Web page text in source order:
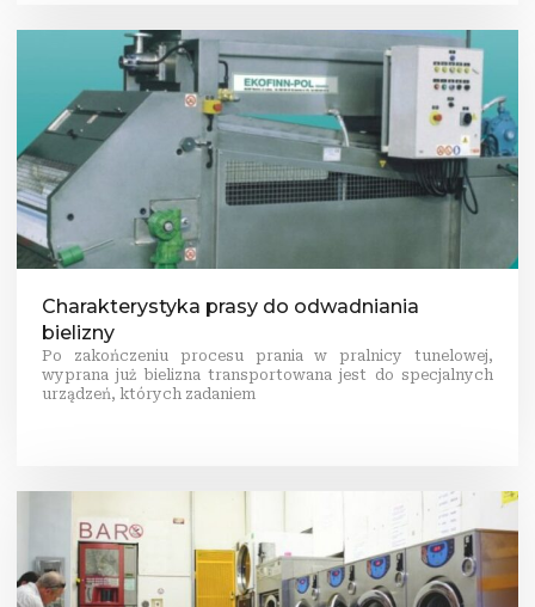
Charakterystyka prasy do odwadniania
bielizny
Po zakończeniu procesu prania w pralnicy tunelowej,
wyprana już bielizna transportowana jest do specjalnych
urządzeń, których zadaniem